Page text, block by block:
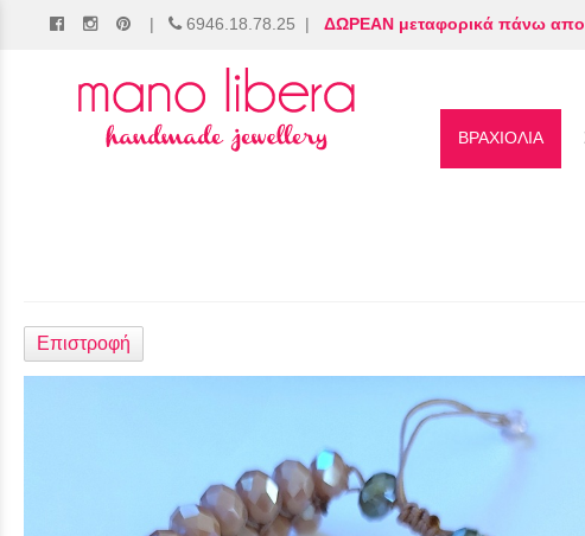
| 6946.18.78.25 | ΔΩΡΕΑΝ μεταφορικά πάνω απο
ΒΡΑΧΙΟΛΙΑ
Επιστροφή